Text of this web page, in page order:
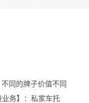
同的牌子价值不同
务】：私家车托